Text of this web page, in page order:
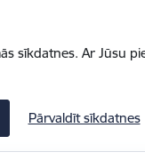
sīkdatnes. Ar Jūsu
Pārvaldīt sīkdatnes